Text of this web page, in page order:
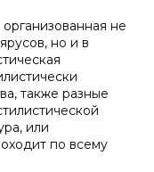
не
но и в
также разные
или
по всему